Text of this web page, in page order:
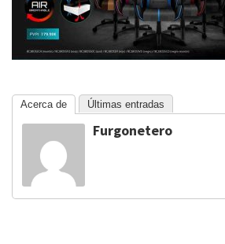
Acerca de Últimas entradas
Furgonetero